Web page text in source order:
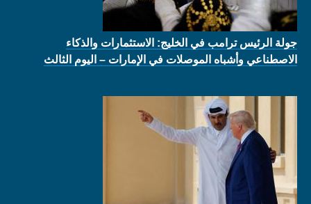
جولة الرئيس ترامب في الخليج: الاستثمارات والذكاء
الاصطناعي وأشباه الموصلات في الإمارات – اليوم الثالث